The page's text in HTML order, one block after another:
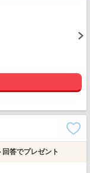
答でプレゼント